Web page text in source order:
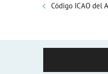
Código ICAO del